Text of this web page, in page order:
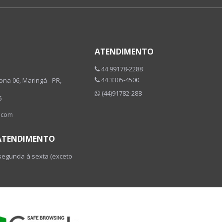
06, Maringá - PR,
à sexta (exceto
ATENDIMENTO
44 99178-2288
44 3305-4500
(44)91782-288